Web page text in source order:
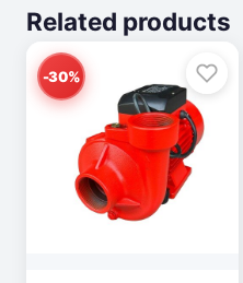
Related products
-30%